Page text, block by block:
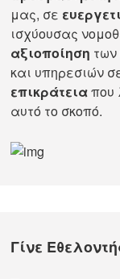
μας, σε
ισχύουσας
αξιοποίηση
και υπηρεσιών
επικράτειαπου
αυτό το σκοπό.​
Γίνε